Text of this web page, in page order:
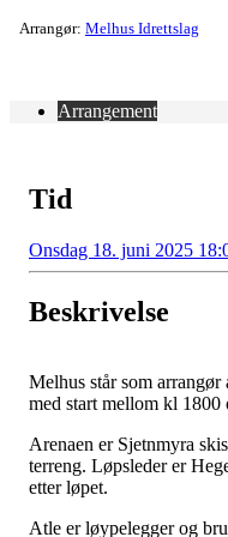
Arrangør: Melhus Idrettslag
Arrangement
Tid
Onsdag 18. juni 2025
Beskrivelse
Melhus står som
med start mellom kl 1800
Arenaen er Sjetnmyra
terreng. Løpsleder er
etter løpet.
Atle er løypelegger og